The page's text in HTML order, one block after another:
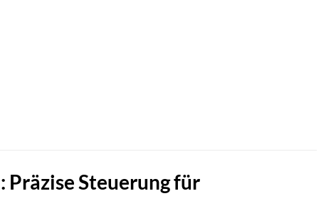
Steuerung für